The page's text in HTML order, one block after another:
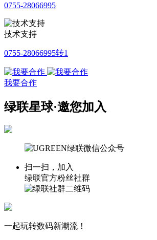
0755-28066995
技术支持
0755-28066995转1
我要合作
绿联星球·邀您加入
扫一扫，加入
绿联官方粉丝社群
一起玩转数码新潮流！